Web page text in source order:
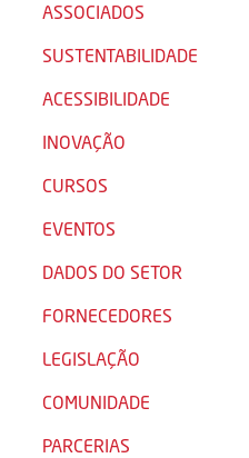
ASSOCIADOS
SUSTENTABILIDADE
ACESSIBILIDADE
INOVAÇÃO
CURSOS
EVENTOS
DADOS DO SETOR
FORNECEDORES
LEGISLAÇÃO
COMUNIDADE
PARCERIAS